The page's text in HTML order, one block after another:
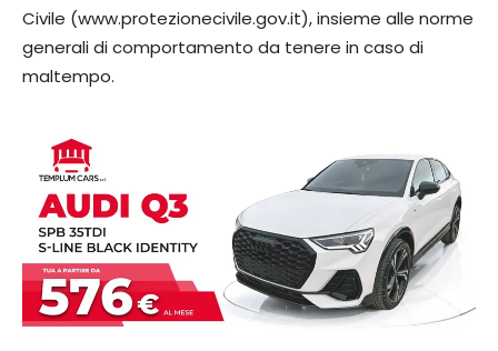
Civile (www.protezionecivile.gov.it), insieme alle norme
generali di comportamento da tenere in caso di
maltempo.